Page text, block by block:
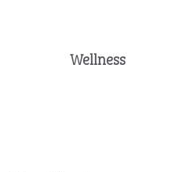
Wellness